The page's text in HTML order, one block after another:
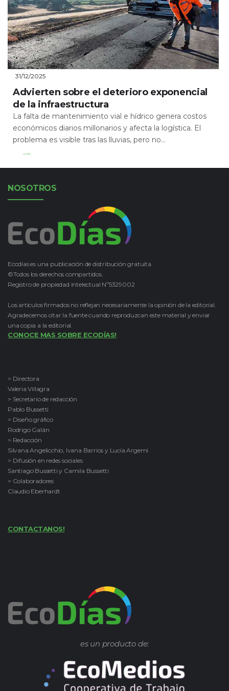
31/12/2025
Advierten sobre el deterioro exponencial
de la infraestructura
La falta de mantenimiento vial e hídrico genera costos
económicos diarios millonarios y afecta la logística. El
problema es visible tras las lluvias, pero no...
Leer Más
NOSOTROS
Ecodías es una publicación de distribución gratuita.
©Todos los derechos compartidos.
Registro de propiedad intelectual Nº5329002
Los artículos firmados no reflejan necesariamente la opinión de la editorial.
Agradecemos citar la fuente cuando reproduzcan este material y enviar
una copia a la editorial.
CONOCE MAS SOBRE ECODÍAS!
> Directora
Valeria Villagra
> Secretario de redacción
Pablo Bussetti
> Diseño gráfico
Rodrigo Galán
> Redacción
Silvana Angelicchio, Ivana Barrios y Lucía Argemi
> Difusión en redes sociales
Santiago Bussetti y Camila Bussetti
> Colaboradores
Claudio Eberhardt
CONTACTANOS!
es un producto de: